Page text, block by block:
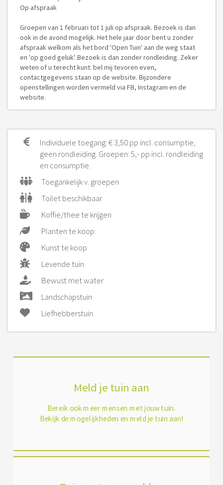
Op afspraak
Groepen van 1 februari tot 1 juli op afspraak. Bezoek is dan
ook in de avond mogelijk. Het hele jaar door bent u zonder
afspraak welkom als het bord 'Open Tuin' aan de weg staat
en 'op goed geluk'. Bezoek is dan zonder rondleiding. Zeker
weten of u terecht kunt: bel mij tevoren even,
contactgegevens staan op de website. Bijzondere
openstellingen worden vermeld via FB, Instagram en de
website.
Individuele toegang: € 3,50 pp incl. consumptie,
geen rondleiding. Groepen: 5,- pp incl. rondleiding
en consumptie.
Toegankelijk v. groepen
Toilet beschikbaar
Koffie/thee te krijgen
Planten te koop
Kunst te koop
Levende tuin
Bewust met water
Landschapstuin
Liefhebberstuin
Meld je tuin aan
Bereik ook meer mensen met jouw tuin.
Bekijk de mogelijkheden en meld je tuin aan!